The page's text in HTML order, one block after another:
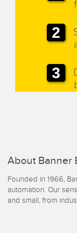
About Banner
Founded in 1966,
automation. Our
and small, from